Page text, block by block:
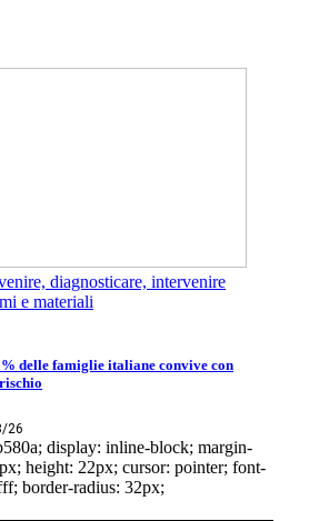
diagnosticare, intervenire
e materiali
delle famiglie italiane convive con
26
display: inline-block; margin-
height: 22px; cursor: pointer; font-
border-radius: 32px;